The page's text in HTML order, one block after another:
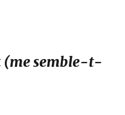
(me semble-t-